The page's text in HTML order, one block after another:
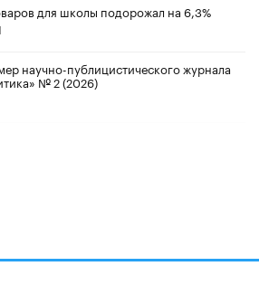
для школы подорожал на 6,3%
научно-публицистического журнала
№ 2 (2026)